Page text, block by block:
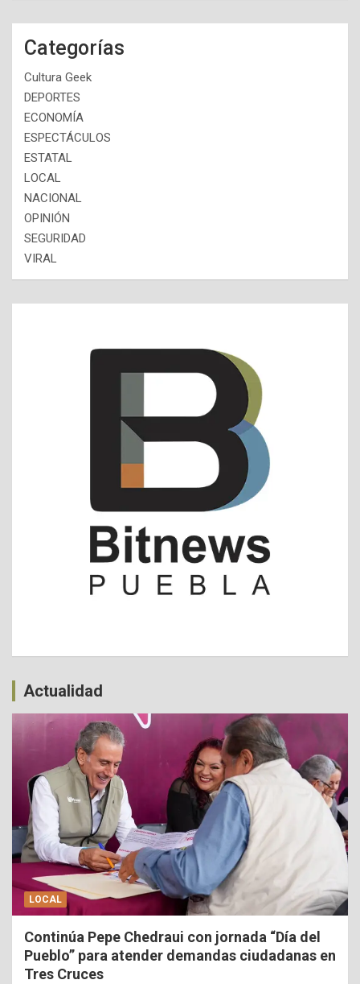
Categorías
Cultura Geek
DEPORTES
ECONOMÍA
ESPECTÁCULOS
ESTATAL
LOCAL
NACIONAL
OPINIÓN
SEGURIDAD
VIRAL
Actualidad
LOCAL
Continúa Pepe Chedraui con jornada “Día del
Pueblo” para atender demandas ciudadanas en
Tres Cruces